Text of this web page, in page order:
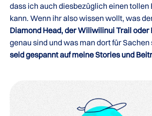
dass ich auch diesbezüglich einen tollen
kann. Wenn ihr also wissen wollt, was
Diamond Head, der Wiliwilinui Trail oder
genau sind und was man dort für Sachen
seid gespannt auf meine Stories und